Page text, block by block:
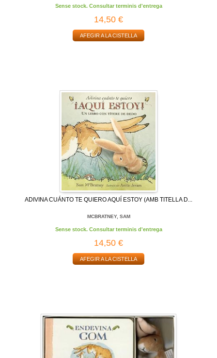
Sense stock. Consultar terminis d'entrega
14,50 €
AFEGIR A LA CISTELLA
ADIVINA CUÁNTO TE QUIERO AQUÍ ESTOY (AMB TITELLA D...
MCBRATNEY, SAM
Sense stock. Consultar terminis d'entrega
14,50 €
AFEGIR A LA CISTELLA